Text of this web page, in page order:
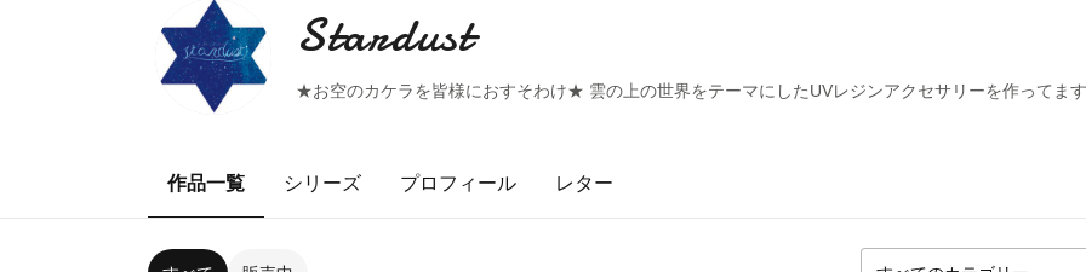
Stardust
★お空のカケラを皆様におすそわけ★ 雲の上の世界をテーマにしたUVレジンアクセサリーを作ってま
作品一覧 シリーズ プロフィール レター